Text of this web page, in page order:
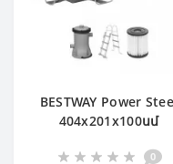
BESTWAY Power
404х201х100սմ
0